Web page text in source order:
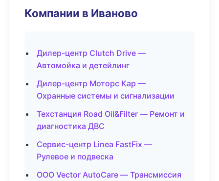
Компании в Иваново
Дилер-центр Clutch Drive —
Автомойка и детейлинг
Дилер-центр Моторс Кар —
Охранные системы и сигнализации
Техстанция Road Oil&Filter — Ремонт и
диагностика ДВС
Сервис-центр Linea FastFix —
Рулевое и подвеска
ООО Vector AutoCare — Трансмиссия